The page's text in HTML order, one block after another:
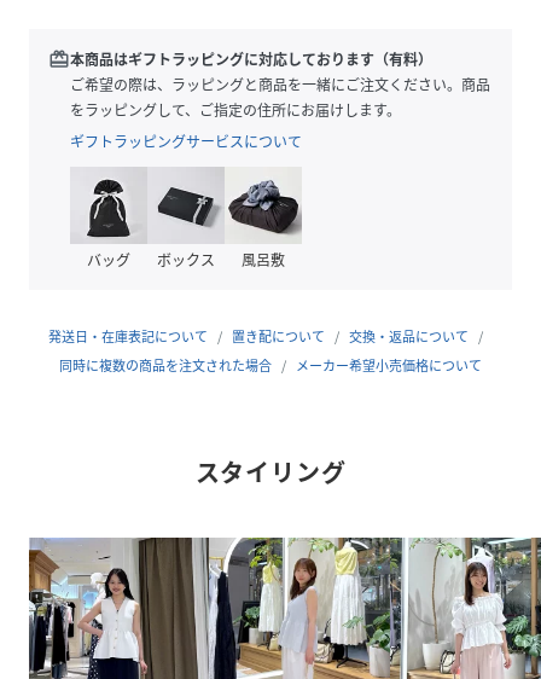
・ドライタッチで快適な着心地
・スタイルアップ効果
・手洗い可能
●コーディネート
ブラウスやニットをインして、きれいめなオフィススタイル
カットソーやフラットシューズを合わせれば、程よく抜け感
ツです。
演奏会 発表会 学校行事 セレモニー
洗濯方法：手洗い
透け感：ホワイトのみややあり
光沢：ややあり
裏地：ネイビーのみなし
生地の厚さ：ふつう
redeem本商品はギフトラッピングに対応しております（有料）
ご希望の際は、ラッピングと商品を一緒にご注文ください。商品
をラッピングして、ご指定の住所にお届けします。
ギフトラッピングサービスについて
バッグ ボックス 風呂敷
発送日・在庫表記について 置き配について
交換・返品について
同時に複数の商品を注文された場合
メーカー希望小売価格について
スタイリング